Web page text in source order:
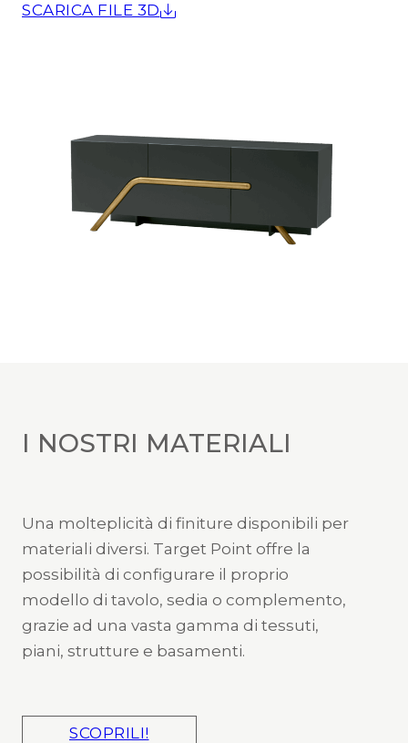
SCARICA FILE 3D
I NOSTRI MATERIALI
Una molteplicità di finiture disponibili per
materiali diversi. Target Point offre la
possibilità di configurare il proprio
modello di tavolo, sedia o complemento,
grazie ad una vasta gamma di tessuti,
piani, strutture e basamenti.
SCOPRILI!